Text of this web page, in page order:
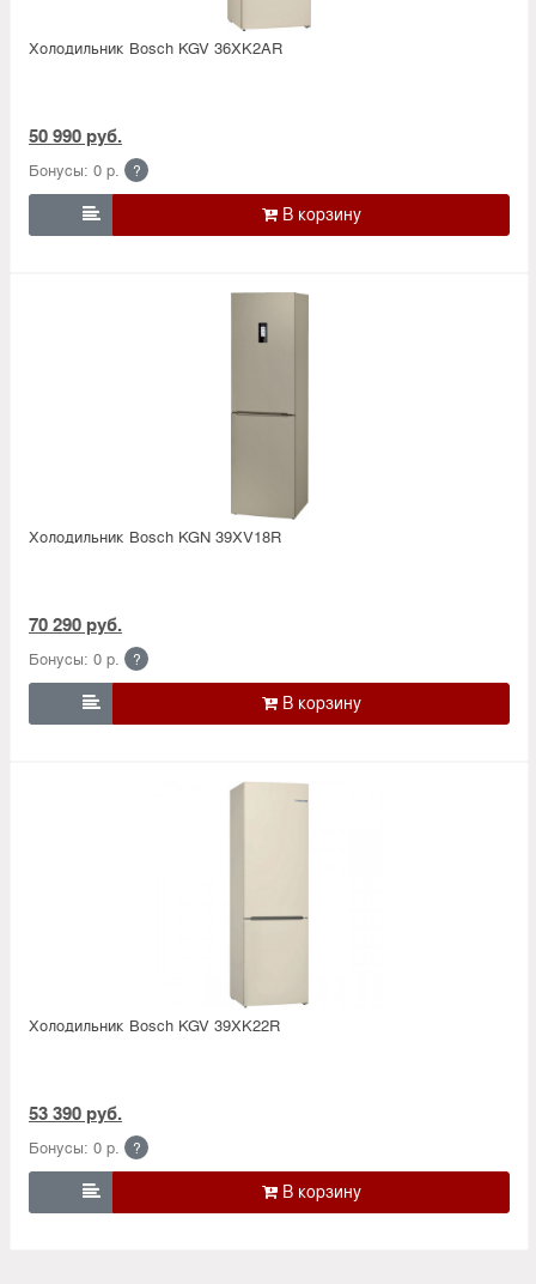
Холодильник Bosсh KGV 36XK2AR
50 990 руб.
Бонусы: 0 р. ?

Холодильник Bosсh KGN 39XV18R
70 290 руб.
Бонусы: 0 р. ?

Холодильник Bosсh KGV 39XK22R
53 390 руб.
Бонусы: 0 р. ?
